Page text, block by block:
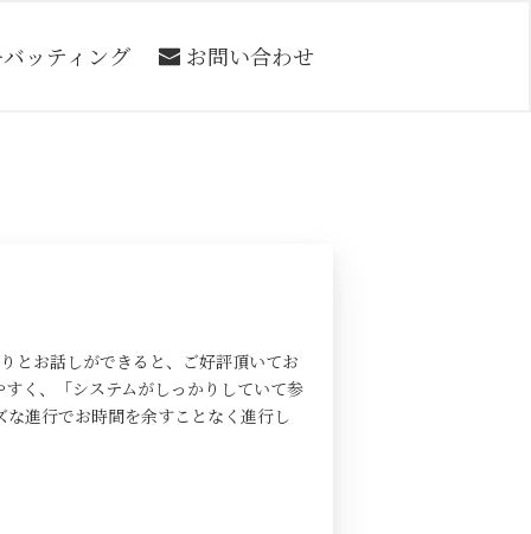
ッティング お問い合わせ
とお話しができると、ご好評頂いてお
く、「システムがしっかりしていて参
進行でお時間を余すことなく進行し